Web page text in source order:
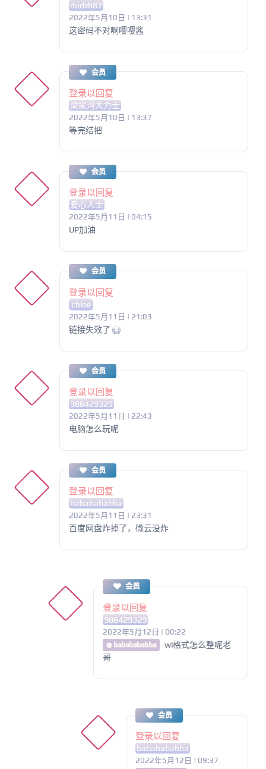
dudvh87
2022年5月10日 | 13:31
这密码不对啊嘤嘤酱
会员
登录以回复
梁家河大力士
2022年5月10日 | 13:37
等完结把
会员
登录以回复
爱心人士
2022年5月11日 | 04:15
UP加油
会员
登录以回复
chloe
2022年5月11日 | 21:03
链接失效了
会员
登录以回复
986429329
2022年5月11日 | 22:43
电脑怎么玩呢
会员
登录以回复
bababababba
2022年5月11日 | 23:31
百度网盘炸掉了，微云没炸
会员
登录以回复
986429329
2022年5月12日 | 00:22
@ bababababba
wl格式怎么整呢老
哥
会员
登录以回复
bababababba
2022年5月12日 | 09:37